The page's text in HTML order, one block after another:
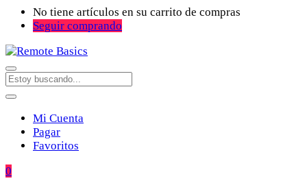
No tiene artículos en su carrito de compras
Seguir comprando
Mi Cuenta
Pagar
Favoritos
0